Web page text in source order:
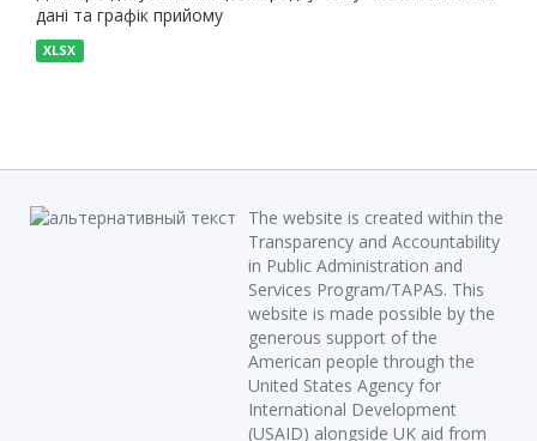
дані та графік прийому
XLSX
The website is created within the
Transparency and Accountability
in Public Administration and
Services Program/TAPAS. This
website is made possible by the
generous support of the
American people through the
United States Agency for
International Development
(USAID) alongside UK aid from